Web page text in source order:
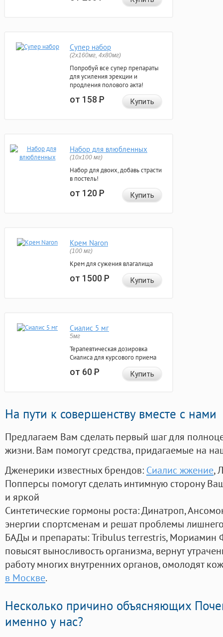
Супер набор
(2х160мг, 4х80мг)
Попробуй все супер препараты
для усиления эрекции и
продления полового акта!
от 158Р Купить
Набор для влюбленных
(10х100 мг)
Набор для двоих, добавь страсти
в постель!
от 120Р Купить
Крем Naron
(100 мг)
Крем для сужения влагалища
от 1500Р Купить
Сиалис 5 мг
5мг
Терапевтическая дозировка
Сиалиса для курсового приема
от 60Р Купить
На пути к совершенству вместе с нами
Предлагаем Вам сделать первый шаг для
жизни. Вам помогут средства, придагаемые на
Дженерики известных брендов: Сиалис жжение,
Попперсы помогут сделать интимную сторону
и яркой
Синтетические гормоны роста: Динатроп,
энергии спортсменам и решат проблемы
БАДы и препараты:Tribulus terrestris, Мориамин
повысят выносливость организма, вернут
работу многих внутренних органов, омолодят
в Москве.
Несколько причино объясняющих
именно у нас?